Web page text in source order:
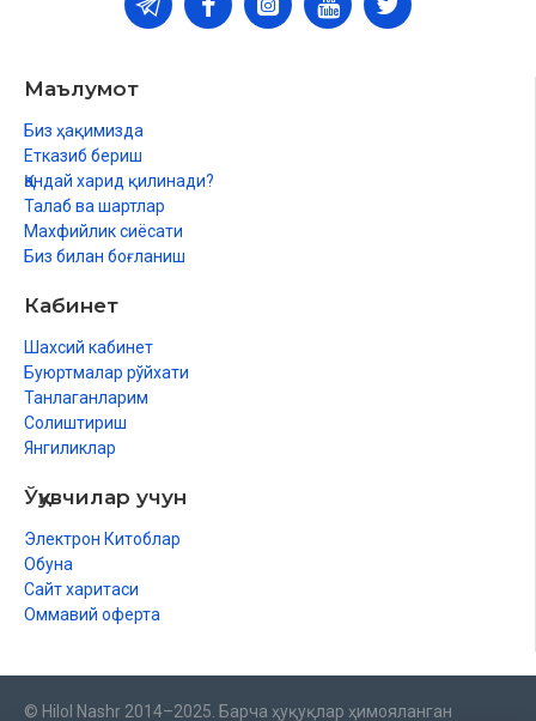
Маълумот
Биз ҳақимизда
Етказиб бериш
Қандай харид қилинади?
Талаб ва шартлар
Махфийлик сиёсати
Биз билан боғланиш
Кабинет
Шахсий кабинет
Буюртмалар рўйхати
Танлаганларим
Солиштириш
Янгиликлар
Ўқувчилар учун
Электрон Китоблар
Обуна
Сайт харитаси
Оммавий оферта
© Hilol Nashr 2014–2025. Барча ҳуқуқлар ҳимояланган